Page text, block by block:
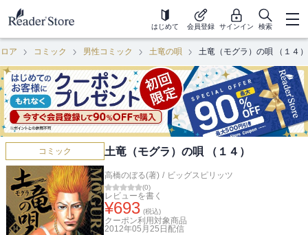
はじめて 会員登録 サインイン 検索
ア コミック 男性コミック 土竜の唄 土竜（モグラ）の唄 （１４）
コミック 土竜（モグラ）の唄 （１４）
高橋のぼる(著) / ビッグスピリッツ
(0)
レビューを書く
¥693 (税込)
クーポン利用対象商品
2012年05月25日 配信